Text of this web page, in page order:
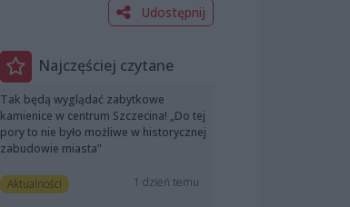
Udostępnij
Najczęściej czytane
Tak będą wyglądać zabytkowe
kamienice w centrum Szczecina! „Do tej
pory to nie było możliwe w historycznej
zabudowie miasta”
Aktualności 1 dzień temu